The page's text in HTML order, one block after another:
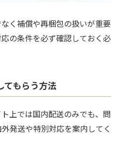
く補償や再梱包の扱いが重要
の条件を必ず確認しておく必
てもらう方法
上では国内配送のみでも、問
発送や特別対応を案内してく